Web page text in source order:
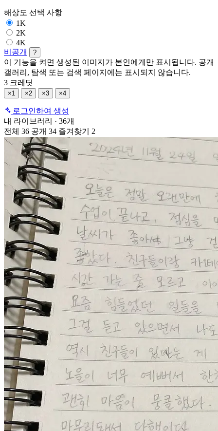
해상도 선택 사항
1K
2K
4K
비공개
?
이 기능을 켜면 생성된 이미지가 본인에게만 표시됩니다. 공개
갤러리, 탐색 또는 검색 페이지에는 표시되지 않습니다.
3 크레딧
×1 ×2 ×3 ×4
로그인하여 생성
내 라이브러리 · 36개
전체 36 공개 34 즐겨찾기 2